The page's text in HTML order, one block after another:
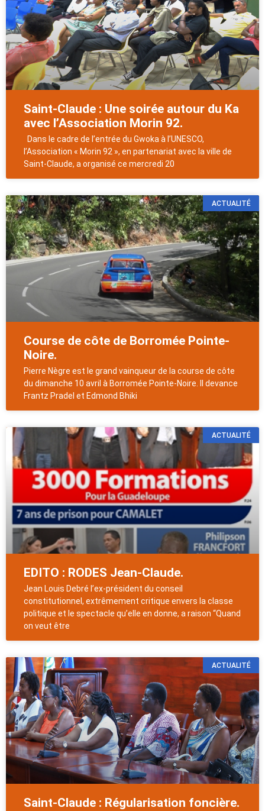
Saint-Claude : Une soirée autour du Ka
avec l’Association Morin 92.
Dans le cadre de l’entrée du Gwoka à l’UNESCO,
l’Association « Morin 92 », en partenariat avec la ville de
Saint-Claude, a organisé ce mercredi 20
ACTUALITÉ
Course de côte de Borromée Pointe-
Noire.
Pierre Nègre est le grand vainqueur de la course de côte
du dimanche 10 avril à Borromée Pointe-Noire. Il devance
Frantz Pradel et Edmond Bhiki
ACTUALITÉ
EDITO : RODES Jean-Claude.
Jean Louis Debré l’ex-président du conseil
constitutionnel, extrêmement critique envers la classe
politique et le spectacle qu’elle en donne, a raison “Quand
on veut être
ACTUALITÉ
Saint-Claude : Régularisation foncière.